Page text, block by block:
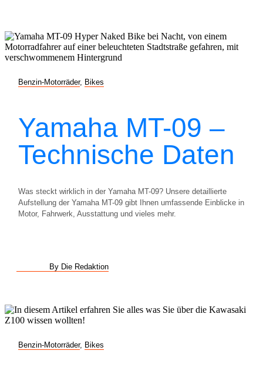
Benzin-Motorräder, Bikes
Yamaha MT-09 –
Technische Daten
Was steckt wirklich in der Yamaha MT-09? Unsere detaillierte
Aufstellung der Yamaha MT-09 gibt Ihnen umfassende Einblicke in
Motor, Fahrwerk, Ausstattung und vieles mehr.
By Die Redaktion
Benzin-Motorräder, Bikes